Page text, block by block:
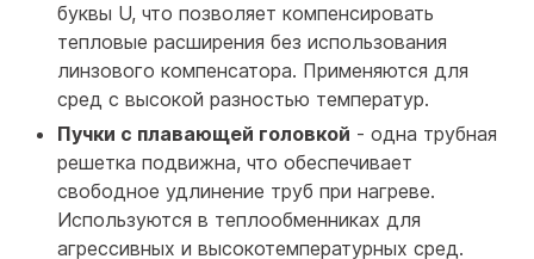
буквы U, что позволяет компенсировать
тепловые расширения без использования
линзового компенсатора. Применяются для
сред с высокой разностью температур.
Пучки с плавающей головкой - одна трубная
решетка подвижна, что обеспечивает
свободное удлинение труб при нагреве.
Используются в теплообменниках для
агрессивных и высокотемпературных сред.